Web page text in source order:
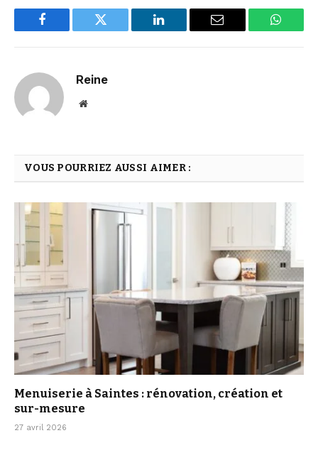
Facebook Twitter LinkedIn Email
Reine
Website
VOUS POURRIEZ AUSSI AIMER :
Menuiserie à Saintes : rénovation, création et
sur-mesure
27 avril 2026